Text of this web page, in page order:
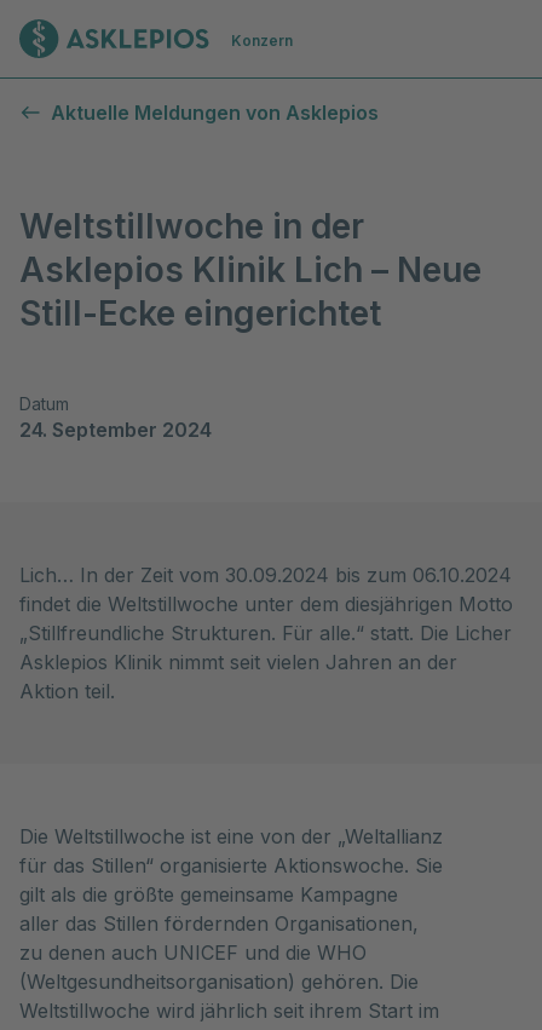
Zur Startseite
Konzern
Aktuelle Meldungen von Asklepios
Weltstillwoche in der
Asklepios Klinik Lich – Neue
Still-Ecke eingerichtet
Datum
24. September 2024
Lich… In der Zeit vom 30.09.2024 bis zum 06.10.2024
findet die Weltstillwoche unter dem diesjährigen Motto
„Stillfreundliche Strukturen. Für alle.“ statt. Die Licher
Asklepios Klinik nimmt seit vielen Jahren an der
Aktion teil.
Die Weltstillwoche ist eine von der „Weltallianz
für das Stillen“ organisierte Aktionswoche. Sie
gilt als die größte gemeinsame Kampagne
aller das Stillen fördernden Organisationen,
zu denen auch UNICEF und die WHO
(Weltgesundheitsorganisation) gehören. Die
Weltstillwoche wird jährlich seit ihrem Start im